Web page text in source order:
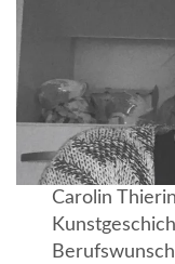
Carolin